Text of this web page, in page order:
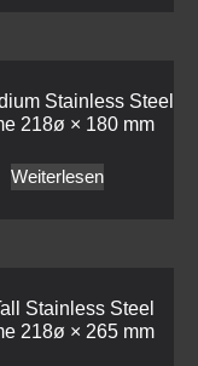
Stainless Steel
218ø × 180 mm
Weiterlesen
Stainless Steel
218ø × 265 mm